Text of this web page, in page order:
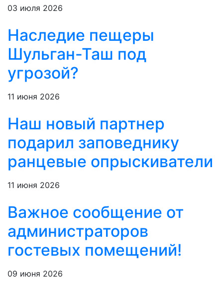
03 июля 2026
Наследие пещеры
Шульган-Таш под
угрозой?
11 июня 2026
Наш новый партнер
подарил заповеднику
ранцевые опрыскиватели
11 июня 2026
Важное сообщение от
администраторов
гостевых помещений!
09 июня 2026